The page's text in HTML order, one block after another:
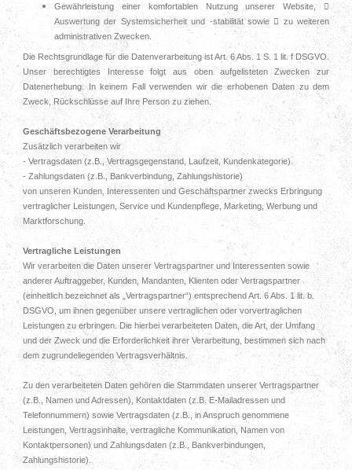
Gewährleistung einer komfortablen Nutzung unserer Website, 
Auswertung der Systemsicherheit und -stabilität sowie  zu weiteren
administrativen Zwecken.
Die Rechtsgrundlage für die Datenverarbeitung ist Art. 6 Abs. 1 S. 1 lit. f DSGVO.
Unser berechtigtes Interesse folgt aus oben aufgelisteten Zwecken zur
Datenerhebung. In keinem Fall verwenden wir die erhobenen Daten zu dem
Zweck, Rückschlüsse auf Ihre Person zu ziehen.
Geschäftsbezogene Verarbeitung
Zusätzlich verarbeiten wir
- Vertragsdaten (z.B., Vertragsgegenstand, Laufzeit, Kundenkategorie).
- Zahlungsdaten (z.B., Bankverbindung, Zahlungshistorie)
von unseren Kunden, Interessenten und Geschäftspartner zwecks Erbringung
vertraglicher Leistungen, Service und Kundenpflege, Marketing, Werbung und
Marktforschung.
Vertragliche Leistungen
Wir verarbeiten die Daten unserer Vertragspartner und Interessenten sowie
anderer Auftraggeber, Kunden, Mandanten, Klienten oder Vertragspartner
(einheitlich bezeichnet als „Vertragspartner“) entsprechend Art. 6 Abs. 1 lit. b.
DSGVO, um ihnen gegenüber unsere vertraglichen oder vorvertraglichen
Leistungen zu erbringen. Die hierbei verarbeiteten Daten, die Art, der Umfang
und der Zweck und die Erforderlichkeit ihrer Verarbeitung, bestimmen sich nach
dem zugrundeliegenden Vertragsverhältnis.
Zu den verarbeiteten Daten gehören die Stammdaten unserer Vertragspartner
(z.B., Namen und Adressen), Kontaktdaten (z.B. E-Mailadressen und
Telefonnummern) sowie Vertragsdaten (z.B., in Anspruch genommene
Leistungen, Vertragsinhalte, vertragliche Kommunikation, Namen von
Kontaktpersonen) und Zahlungsdaten (z.B., Bankverbindungen,
Zahlungshistorie).